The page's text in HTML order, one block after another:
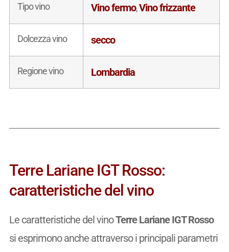
Tipo vino Vino fermo,Vino frizzante
Dolcezza vino secco
Regione vino Lombardia
Terre Lariane IGT Rosso:
caratteristiche del vino
Le caratteristiche del vinoTerre Lariane IGT Rosso
si esprimono anche attraverso i principali parametri